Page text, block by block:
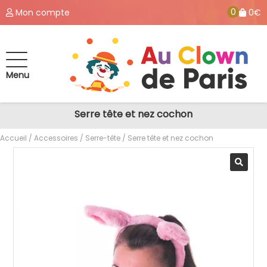
Mon compte 0 0€
Menu
Serre tête et nez cochon
Accueil / Accessoires / Serre-tête / Serre tête et nez cochon